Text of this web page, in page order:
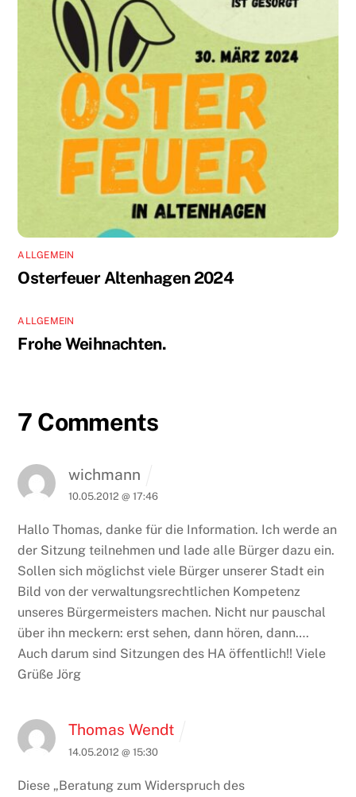
ALLGEMEIN
Osterfeuer Altenhagen 2024
ALLGEMEIN
Frohe Weihnachten.
7 Comments
wichmann
10.05.2012 @ 17:46
Hallo Thomas, danke für die Information. Ich werde an
der Sitzung teilnehmen und lade alle Bürger dazu ein.
Sollen sich möglichst viele Bürger unserer Stadt ein
Bild von der verwaltungsrechtlichen Kompetenz
unseres Bürgermeisters machen. Nicht nur pauschal
über ihn meckern: erst sehen, dann hören, dann….
Auch darum sind Sitzungen des HA öffentlich!! Viele
Grüße Jörg
Thomas Wendt
14.05.2012 @ 15:30
Diese „Beratung zum Widerspruch des